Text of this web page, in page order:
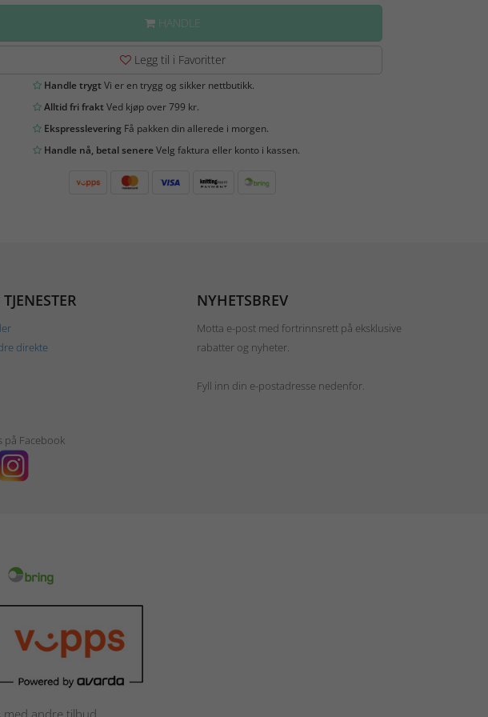
HANDLE
Legg til i Favoritter
Handle trygtVi er en trygg og sikker nettbutikk.
Alltid fri fraktVed kjøp over 799 kr.
EkspressleveringFå pakken din allerede i morgen.
Handle nå, betal senereVelg faktura eller konto i kassen.
direkte
NYHETSBREV
Motta e-post med fortrinnsrett på eksklusive
rabatter og nyheter.
Fyll inn din e-postadresse nedenfor.
på Facebook
med andre tilbud.